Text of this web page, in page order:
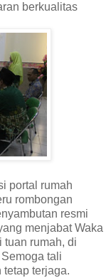
berkualitas
portal rumah
rombongan
resmi
menjabat Waka
tuan rumah, di
tali
terjaga.